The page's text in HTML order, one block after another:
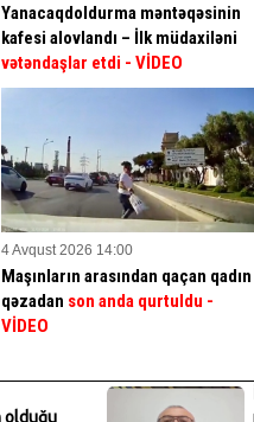
Yanacaqdoldurma məntəqəsinin
kafesi alovlandı – İlk müdaxiləni
vətəndaşlar etdi - VİDEO
4 Avqust 2026 14:00
Maşınların arasından qaçan qadın
qəzadan son anda qurtuldu -
VİDEO